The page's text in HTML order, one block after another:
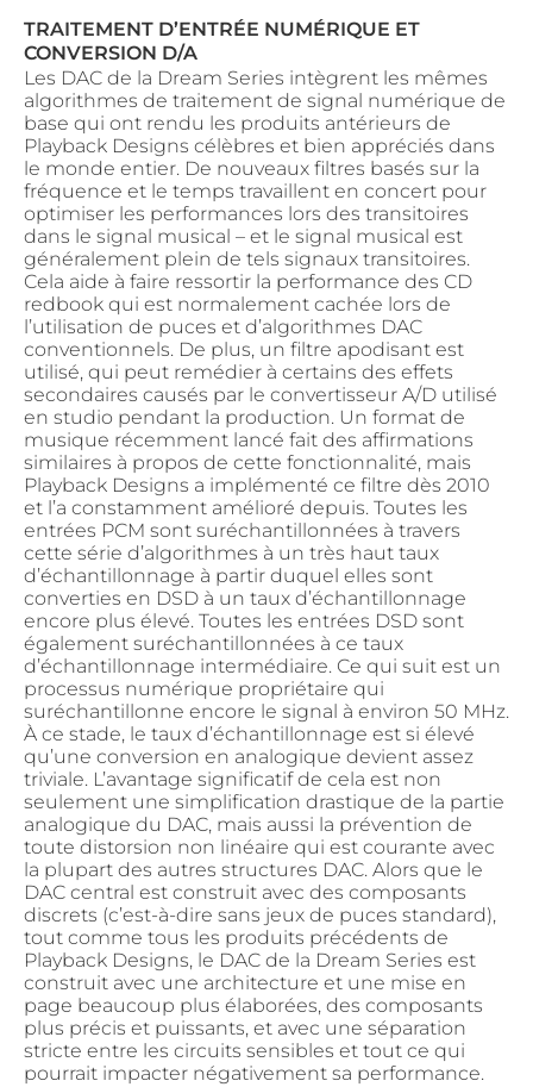
TRAITEMENT D’ENTRÉE NUMÉRIQUE ET
CONVERSION D/A
Les DAC de la Dream Series intègrent les mêmes
algorithmes de traitement de signal numérique de
base qui ont rendu les produits antérieurs de
Playback Designs célèbres et bien appréciés dans
le monde entier. De nouveaux filtres basés sur la
fréquence et le temps travaillent en concert pour
optimiser les performances lors des transitoires
dans le signal musical – et le signal musical est
généralement plein de tels signaux transitoires.
Cela aide à faire ressortir la performance des CD
redbook qui est normalement cachée lors de
l’utilisation de puces et d’algorithmes DAC
conventionnels. De plus, un filtre apodisant est
utilisé, qui peut remédier à certains des effets
secondaires causés par le convertisseur A/D utilisé
en studio pendant la production. Un format de
musique récemment lancé fait des affirmations
similaires à propos de cette fonctionnalité, mais
Playback Designs a implémenté ce filtre dès 2010
et l’a constamment amélioré depuis. Toutes les
entrées PCM sont suréchantillonnées à travers
cette série d’algorithmes à un très haut taux
d’échantillonnage à partir duquel elles sont
converties en DSD à un taux d’échantillonnage
encore plus élevé. Toutes les entrées DSD sont
également suréchantillonnées à ce taux
d’échantillonnage intermédiaire. Ce qui suit est un
processus numérique propriétaire qui
suréchantillonne encore le signal à environ 50 MHz.
À ce stade, le taux d’échantillonnage est si élevé
qu’une conversion en analogique devient assez
triviale. L’avantage significatif de cela est non
seulement une simplification drastique de la partie
analogique du DAC, mais aussi la prévention de
toute distorsion non linéaire qui est courante avec
la plupart des autres structures DAC. Alors que le
DAC central est construit avec des composants
discrets (c’est-à-dire sans jeux de puces standard),
tout comme tous les produits précédents de
Playback Designs, le DAC de la Dream Series est
construit avec une architecture et une mise en
page beaucoup plus élaborées, des composants
plus précis et puissants, et avec une séparation
stricte entre les circuits sensibles et tout ce qui
pourrait impacter négativement sa performance.